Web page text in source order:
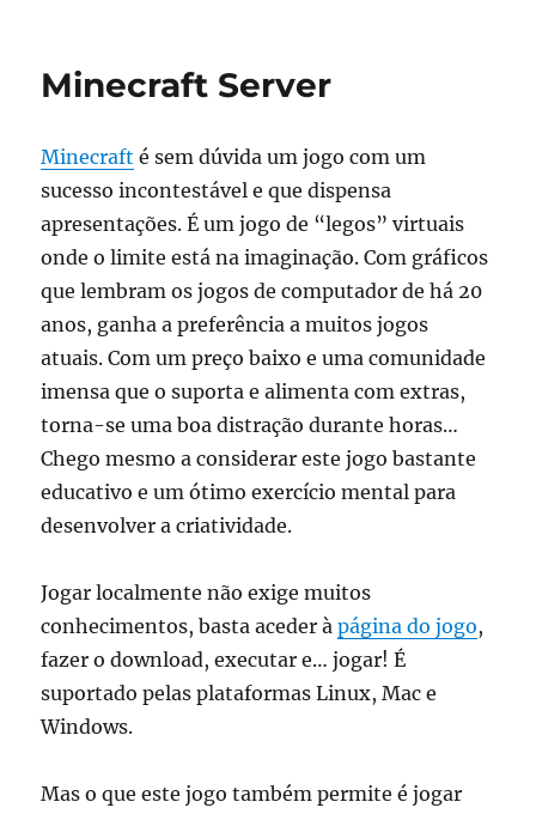
Minecraft Server
Minecraft é sem dúvida um jogo com um
sucesso incontestável e que dispensa
apresentações. É um jogo de “legos” virtuais
onde o limite está na imaginação. Com gráficos
que lembram os jogos de computador de há 20
anos, ganha a preferência a muitos jogos
atuais. Com um preço baixo e uma comunidade
imensa que o suporta e alimenta com extras,
torna-se uma boa distração durante horas…
Chego mesmo a considerar este jogo bastante
educativo e um ótimo exercício mental para
desenvolver a criatividade.
Jogar localmente não exige muitos
conhecimentos, basta aceder àpágina do jogo,
fazer o download, executar e… jogar! É
suportado pelas plataformas Linux, Mac e
Windows.
Mas o que este jogo também permite é jogar